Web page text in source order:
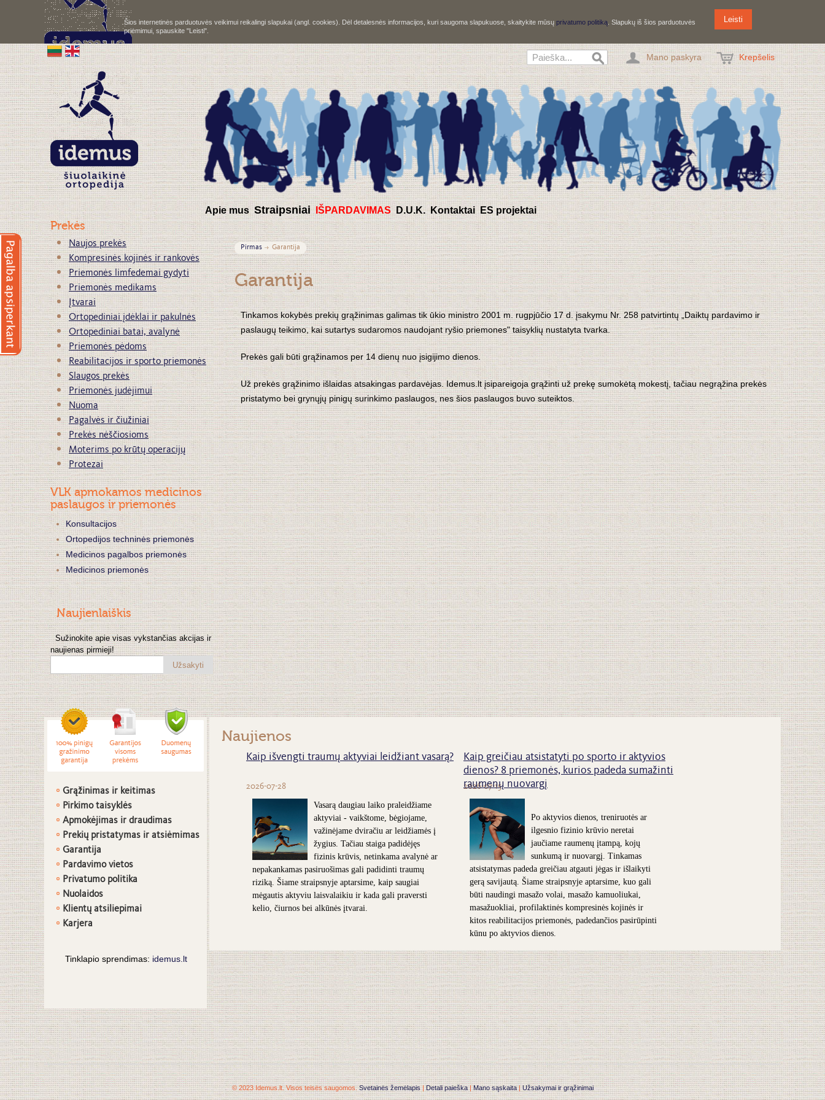
Šios internetinės parduotuvės veikimui reikalingi slapukai (angl. cookies). Dėl detalesnės informacijos, kuri saugoma slapukuose, skaitykite mūsų privatumo politiką . Slapukų iš šios parduotuvės
priėmimui, spauskite "Leisti".
Leisti
Mano paskyra Krepšelis
Apie mus Straipsniai IŠPARDAVIMAS D.U.K. Kontaktai ES projektai
Pirmas Garantija
Garantija
Tinkamos kokybės prekių grąžinimas galimas tik ūkio ministro 2001 m. rugpjūčio 17 d. įsakymu Nr. 258 patvirtintų „Daiktų pardavimo ir
paslaugų teikimo, kai sutartys sudaromos naudojant ryšio priemones" taisyklių nustatyta tvarka.
Prekės gali būti grąžinamos per 14 dienų nuo įsigijimo dienos.
Už prekės grąžinimo išlaidas atsakingas pardavėjas. Idemus.lt įsipareigoja grąžinti už prekę sumokėtą mokestį, tačiau negrąžina prekės
pristatymo bei grynųjų pinigų surinkimo paslaugos, nes šios paslaugos buvo suteiktos.
Prekės
Naujos prekės
Kompresinės kojinės ir rankovės
Priemonės limfedemai gydyti
Priemonės medikams
Įtvarai
Ortopediniai įdėklai ir pakulnės
Ortopediniai batai, avalynė
Priemonės pėdoms
Reabilitacijos ir sporto priemonės
Slaugos prekės
Priemonės judėjimui
Nuoma
Pagalvės ir čiužiniai
Prekės nėščiosioms
Moterims po krūtų operacijų
Protezai
VLK apmokamos medicinos
paslaugos ir priemonės
Konsultacijos
Ortopedijos techninės priemonės
Medicinos pagalbos priemonės
Medicinos priemonės
Naujienlaiškis
Sužinokite apie visas vykstančias akcijas ir
naujienas pirmieji!
Užsakyti
Grąžinimas ir keitimas
Pirkimo taisyklės
Apmokėjimas ir draudimas
Prekių pristatymas ir atsiėmimas
Garantija
Pardavimo vietos
Privatumo politika
Nuolaidos
Klientų atsiliepimai
Karjera
Tinklapio sprendimas: idemus.lt
Naujienos
Kaip išvengti traumų aktyviai leidžiant vasarą?
2026-07-28
Vasarą daugiau laiko praleidžiame
aktyviai - vaikštome, bėgiojame,
važinėjame dviračiu ar leidžiamės į
žygius. Tačiau staiga padidėjęs
fizinis krūvis, netinkama avalynė ar
nepakankamas pasiruošimas gali padidinti traumų
riziką. Šiame straipsnyje aptarsime, kaip saugiai
mėgautis aktyviu laisvalaikiu ir kada gali praversti
kelio, čiurnos bei alkūnės įtvarai.
Kaip greičiau atsistatyti po sporto ir aktyvios
dienos? 8 priemonės, kurios padeda sumažinti
raumenų nuovargį
2026-07-15
Po aktyvios dienos, treniruotės ar
ilgesnio fizinio krūvio neretai
jaučiame raumenų įtampą, kojų
sunkumą ir nuovargį. Tinkamas
atsistatymas padeda greičiau atgauti jėgas ir išlaikyti
gerą savijautą. Šiame straipsnyje aptarsime, kuo gali
būti naudingi masažo volai, masažo kamuoliukai,
masažuokliai, profilaktinės kompresinės kojinės ir
kitos reabilitacijos priemonės, padedančios pasirūpinti
kūnu po aktyvios dienos.
© 2023 Idemus.lt. Visos teisės saugomos.Svetainės žemėlapis|Detali paieška|Mano sąskaita| Užsakymai ir grąžinimai